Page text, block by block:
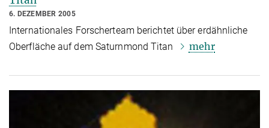
6. DEZEMBER 2005
Internationales Forscherteam berichtet über erdähnliche
Oberfläche auf dem Saturnmond Titan
mehr